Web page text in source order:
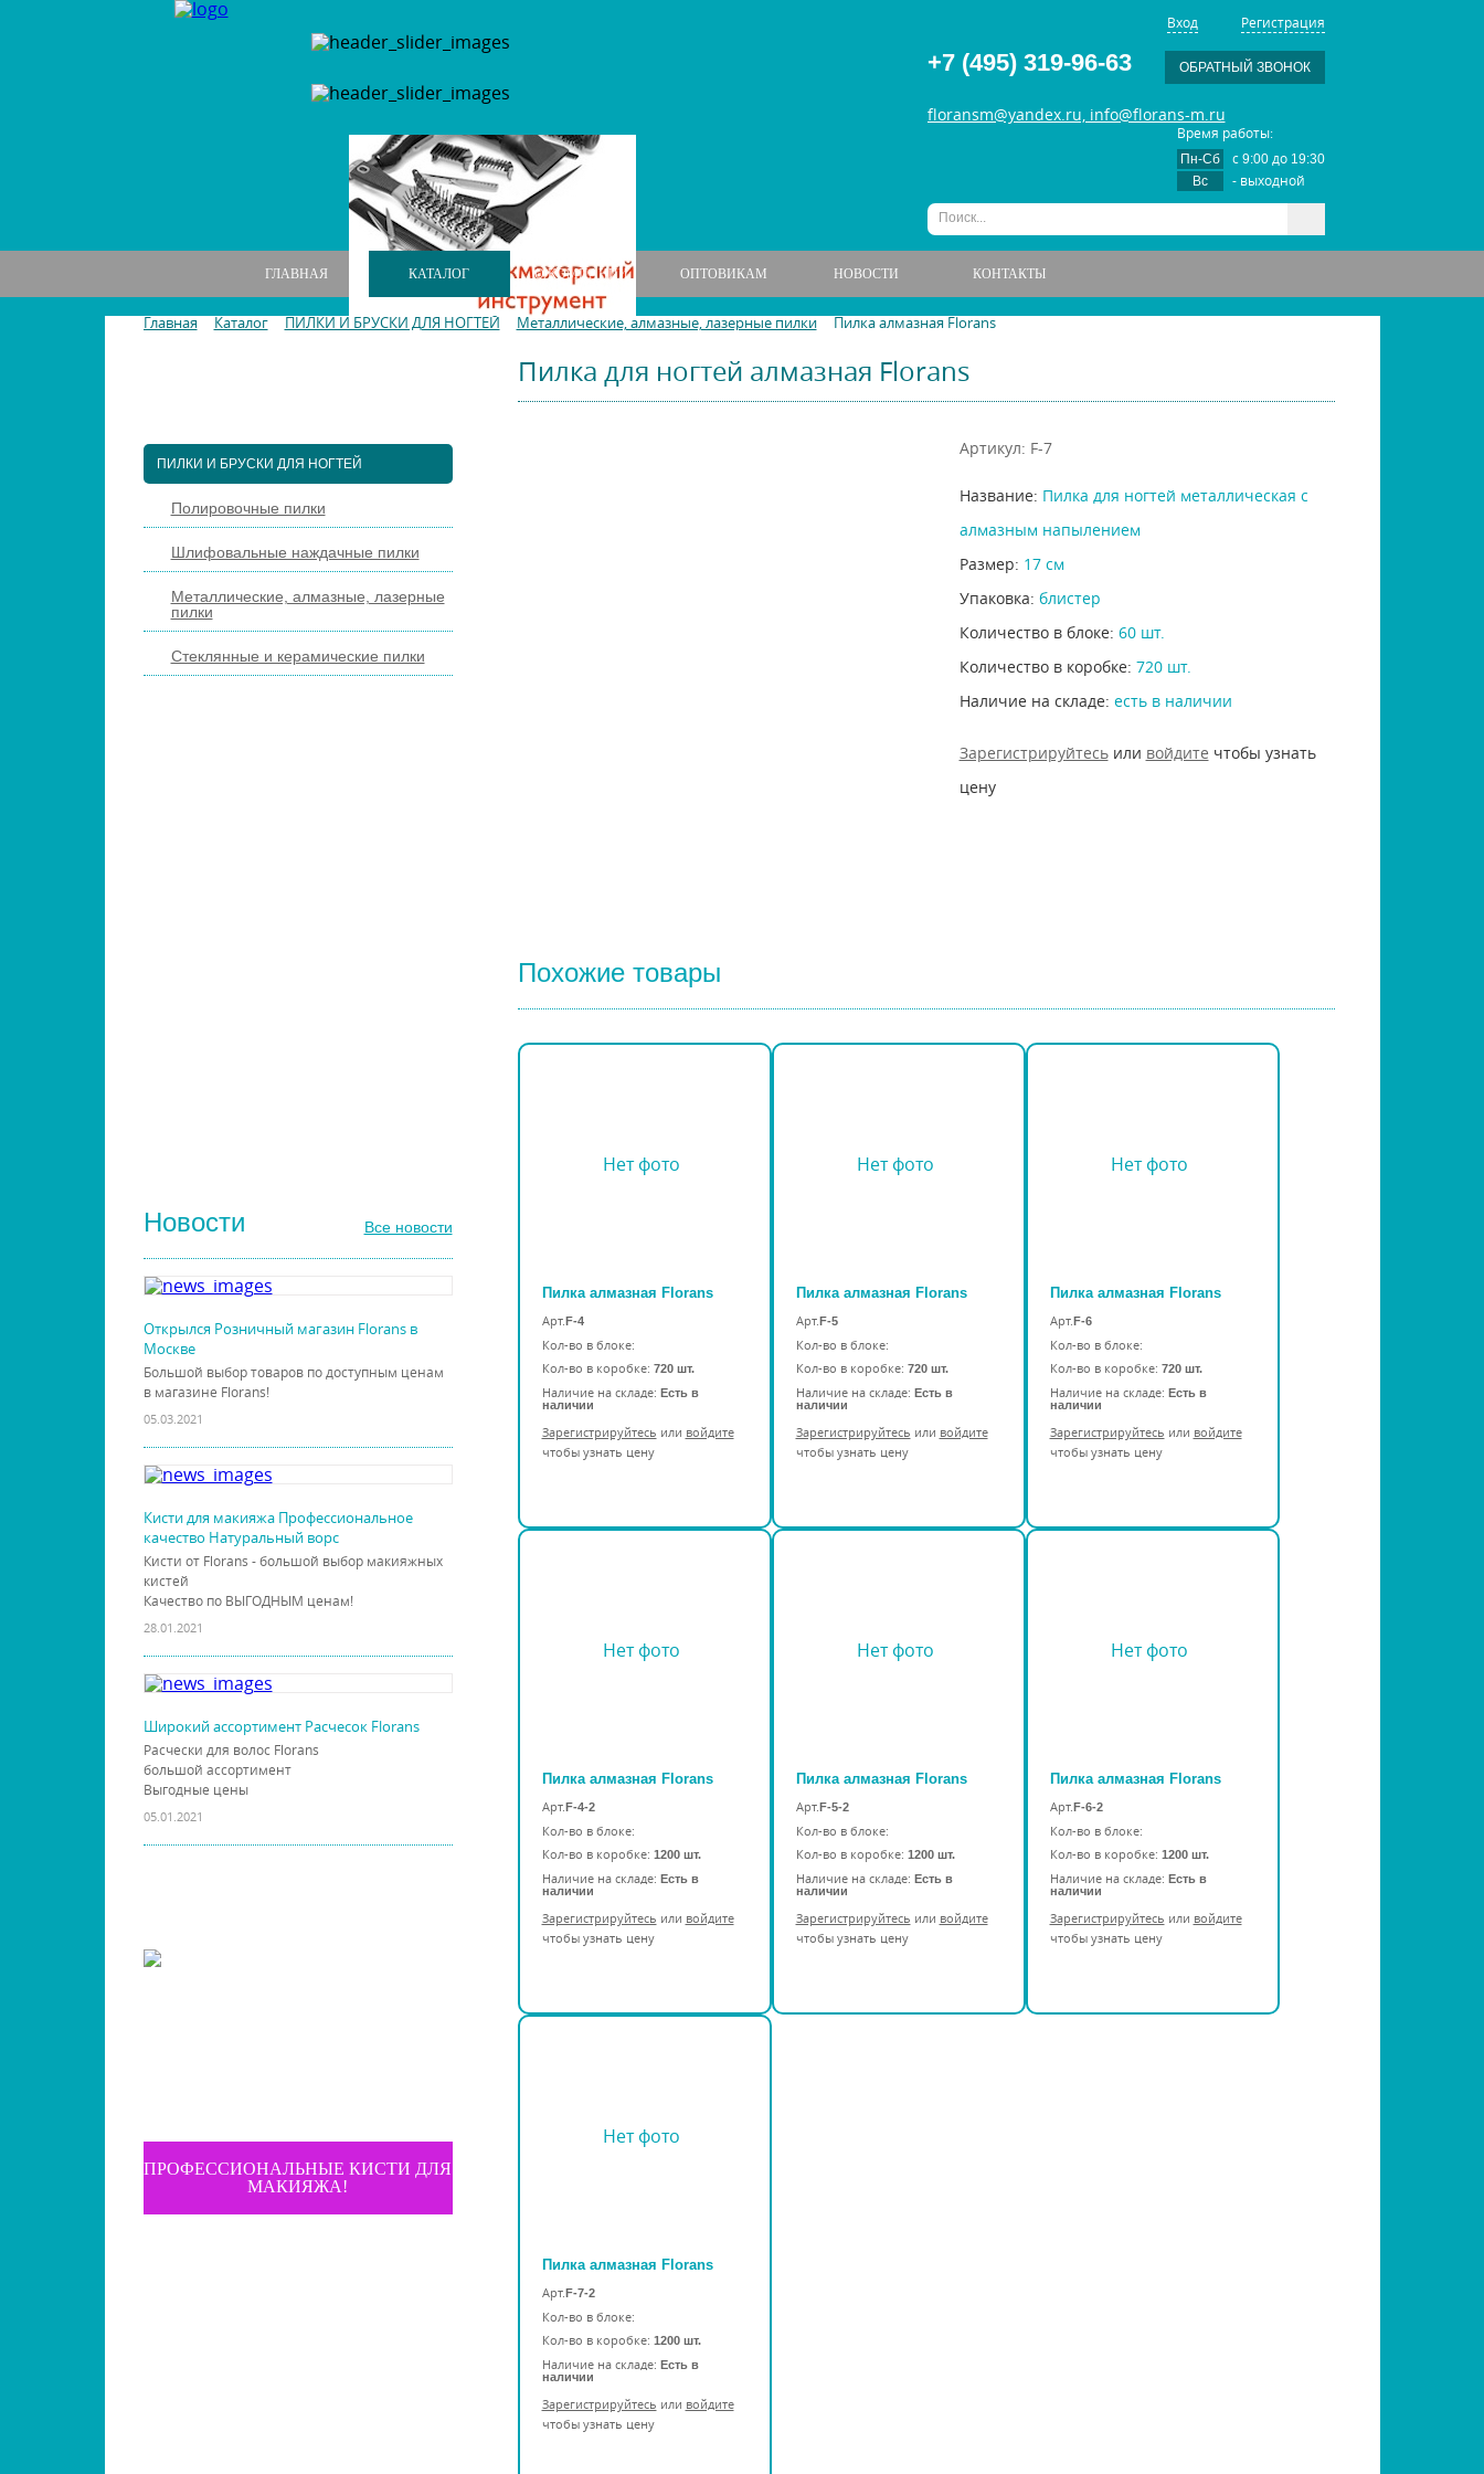
Вход Регистрация
+7 (495) 319-96-63 ОБРАТНЫЙ ЗВОНОК
floransm@yandex.ru, info@florans-m.ru
Время работы:
Пн-Сб с 9:00до 19:30
Вс
- выходной
ГЛАВНАЯ КАТАЛОГ О КОМПАНИИ ОПТОВИКАМ НОВОСТИ КОНТАКТЫ
Главная Каталог ПИЛКИ И БРУСКИ ДЛЯ НОГТЕЙ Металлические, алмазные, лазерные пилки Пилка алмазная Florans
ПИЛКИ И БРУСКИ ДЛЯ НОГТЕЙ
Полировочные пилки
Шлифовальные наждачные пилки
Металлические, алмазные, лазерные
пилки
Стеклянные и керамические пилки
Новости Все новости
Открылся Розничный магазин Florans в
Москве
Большой выбор товаров по доступным ценам
в магазине Florans!
05.03.2021
Кисти для макияжа Профессиональное
качество Натуральный ворс
Кисти от Florans - большой выбор макияжных
кистей
Качество по ВЫГОДНЫМ ценам!
28.01.2021
Широкий ассортимент Расчесок Florans
Расчески для волос Florans
большой ассортимент
Выгодные цены
05.01.2021
ПРОФЕССИОНАЛЬНЫЕ КИСТИ ДЛЯ
МАКИЯЖА!
Пилка для ногтей алмазная Florans
Артикул: F-7
Название: Пилка для ногтей металлическая с
алмазным напылением
Размер: 17 см
Упаковка: блистер
Количество в блоке: 60 шт.
Количество в коробке: 720 шт.
Наличие на складе: есть в наличии
Зарегистрируйтесьили войдите чтобы узнать
цену
Похожие товары
Нет фото
Пилка алмазная Florans
Арт.F-4
Кол-во в блоке:
Кол-во в коробке: 720 шт.
Наличие на складе: Есть в
наличии
Зарегистрируйтесь или войдите
чтобы узнать цену
Нет фото
Пилка алмазная Florans
Арт.F-5
Кол-во в блоке:
Кол-во в коробке: 720 шт.
Наличие на складе: Есть в
наличии
Зарегистрируйтесь или войдите
чтобы узнать цену
Нет фото
Пилка алмазная Florans
Арт.F-6
Кол-во в блоке:
Кол-во в коробке: 720 шт.
Наличие на складе: Есть в
наличии
Зарегистрируйтесь или войдите
чтобы узнать цену
Нет фото
Пилка алмазная Florans
Арт.F-4-2
Кол-во в блоке:
Кол-во в коробке: 1200 шт.
Наличие на складе: Есть в
наличии
Зарегистрируйтесь или войдите
чтобы узнать цену
Нет фото
Пилка алмазная Florans
Арт.F-5-2
Кол-во в блоке:
Кол-во в коробке: 1200 шт.
Наличие на складе: Есть в
наличии
Зарегистрируйтесь или войдите
чтобы узнать цену
Нет фото
Пилка алмазная Florans
Арт.F-6-2
Кол-во в блоке:
Кол-во в коробке: 1200 шт.
Наличие на складе: Есть в
наличии
Зарегистрируйтесь или войдите
чтобы узнать цену
Нет фото
Пилка алмазная Florans
Арт.F-7-2
Кол-во в блоке:
Кол-во в коробке: 1200 шт.
Наличие на складе: Есть в
наличии
Зарегистрируйтесь или войдите
чтобы узнать цену